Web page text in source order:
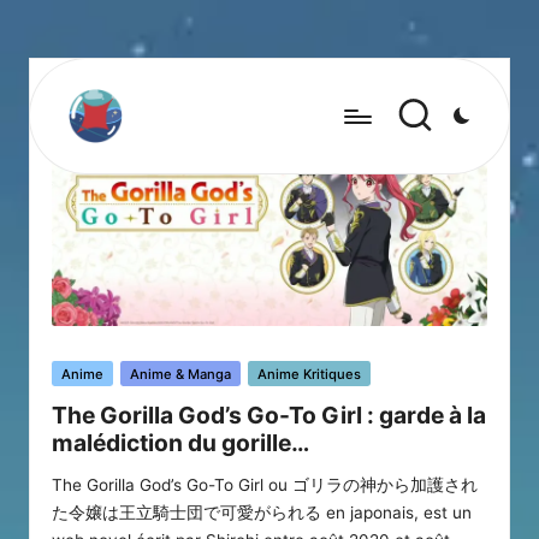
Posted
Anime Anime & Manga Anime Kritiques
The Gorilla God’s Go-To Girl : garde à la
malédiction du gorille…
The Gorilla God’s Go-To Girl ou ゴリラの神から加護され
た令嬢は王立騎士団で可愛がられる en japonais, est un